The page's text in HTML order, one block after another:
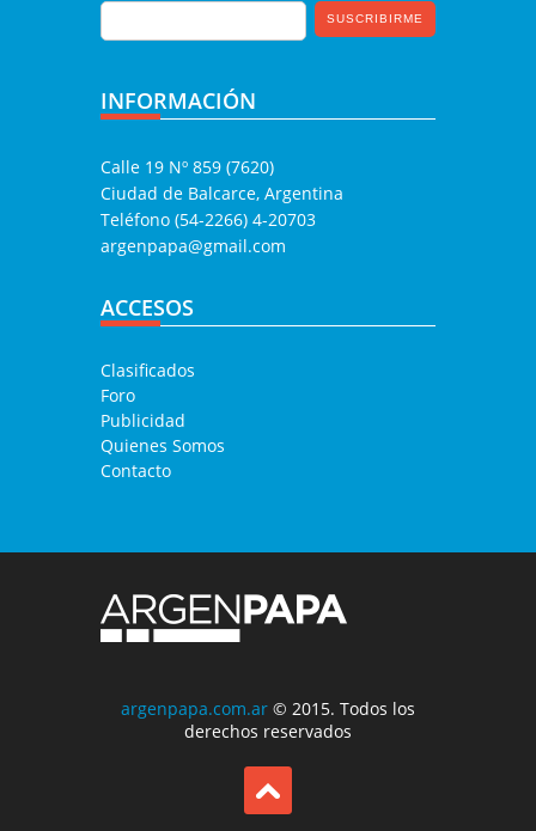
INFORMACIÓN
Calle 19 Nº 859 (7620)
Ciudad de Balcarce, Argentina
Teléfono (54-2266) 4-20703
argenpapa@gmail.com
ACCESOS
Clasificados
Foro
Publicidad
Quienes Somos
Contacto
argenpapa.com.ar © 2015. Todos los
derechos reservados